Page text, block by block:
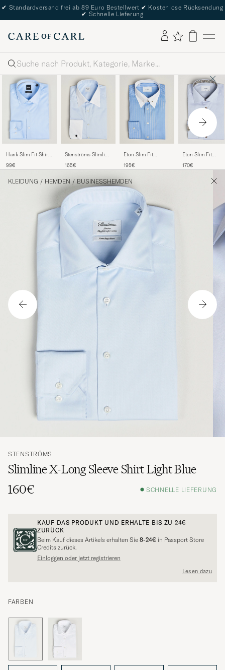
✔ Standardversand frei ab 89 Euro Bestellwert ✔ Kostenlose Rücksendung
✔ Schnelle Lieferung
Suche
Hank Slim Fit Shirt
99€
Stenströms Slimline
Whinchester Shirt
165€
Eton Slim Fit
Striped Shirt Mid
195€
Eton Slim Fit
Contrast Shirt
170€
KLEIDUNG / HEMDEN / BUSINESSHEMDEN
STENSTRÖMS
Slimline X-Long Sleeve Shirt Light Blue
160€
SCHNELLE LIEFERUNG
KAUF DAS PRODUKT UND ERHALTE BIS ZU 24€
ZURÜCK
Beim Kauf dieses Artikels erhalten Sie 8-24€ in Passport Store
Credits zurück.
Einloggen oder jetzt registrieren
Lesen dazu
FARBEN